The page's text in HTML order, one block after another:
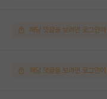
해당 댓글을 보려면 로그인
해당 댓글을 보려면 로그인